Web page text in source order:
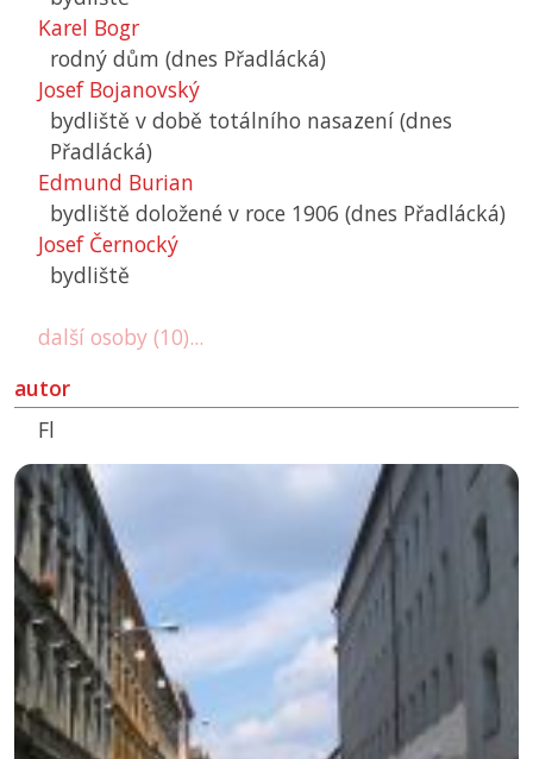
Karel Bogr
rodný dům (dnes Přadlácká)
Josef Bojanovský
bydliště v době totálního nasazení (dnes
Přadlácká)
Edmund Burian
bydliště doložené v roce 1906 (dnes Přadlácká)
Josef Černocký
bydliště
další osoby (10)...
autor
Fl